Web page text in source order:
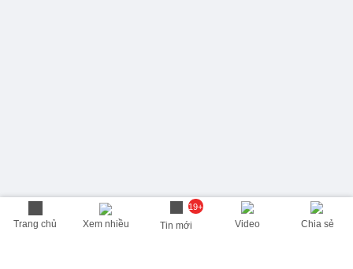
Trang chủ Xem nhiều
19+
Tin mới Video Chia sẻ